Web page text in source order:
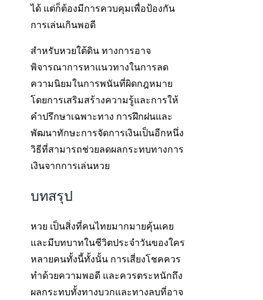
ได้ แต่ก็ต้องมีการควบคุมเพื่อป้องกัน
การเล่นเกินพอดี
สำหรับหวยใต้ดิน ทางการอาจ
พิจารณาการหาแนวทางในการลด
ความนิยมในการพนันที่ผิดกฎหมาย
โดยการเสริมสร้างความรู้และการให้
คำปรึกษาเฉพาะทาง การฝึกฝนและ
พัฒนาทักษะการจัดการเงินเป็นอีกหนึ่ง
วิธีที่สามารถช่วยลดผลกระทบทางการ
เงินจากการเล่นหวย
บทสรุป
หวย เป็นสิ่งที่คนไทยมากมายคุ้นเคย
และมีบทบาทในชีวิตประจำวันของใคร
หลายคนทั้งนี้ทั้งนั้น การเสี่ยงโชคควร
ทำด้วยความพอดี และควรตระหนักถึง
ผลกระทบทั้งทางบวกและทางลบที่อาจ